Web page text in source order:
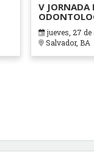
V JORNADA
BAHIA
jueves, 27
Salvador, BA